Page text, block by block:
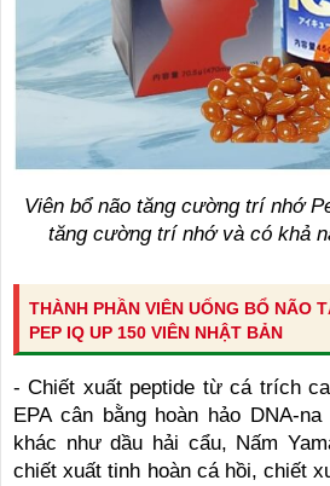
Viên bổ não tăng cường trí nhớ
tăng cường trí nhớ và có khả
THÀNH PHẦN VIÊN UỐNG BỔ NÃO
PEP IQ UP 150 VIÊN NHẬT BẢN
- Chiết xuất peptide từ cá trích
EPA cân bằng hoàn hảo DNA-
khác như dầu hải cẩu, Nấm
chiết xuất tinh hoàn cá hồi, chiết